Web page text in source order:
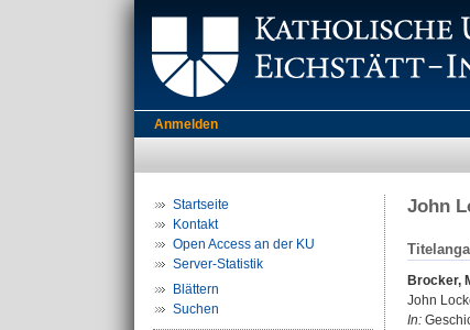
Anmelden
Startseite
Kontakt
Open Access an der KU
Server-Statistik
Blättern
Suchen
John
Brocker,
John
In: